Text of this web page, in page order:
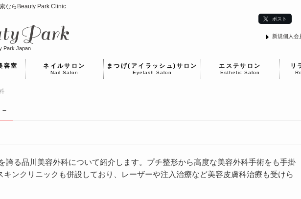
ならBeauty Park Clinic
Park Japan
ポスト
新規個人会
容室 ネイルサロン
Nail Salon
まつげ(アイラッシュ)サロン
Eyelash Salon
エステサロン
Esthetic Salon
リ
–
誇る品川美容外科について紹介します。プチ整形から高度な美容外科手術をも手掛
キンクリニックも併設しており、レーザーや注入治療など美容皮膚科治療も受けら